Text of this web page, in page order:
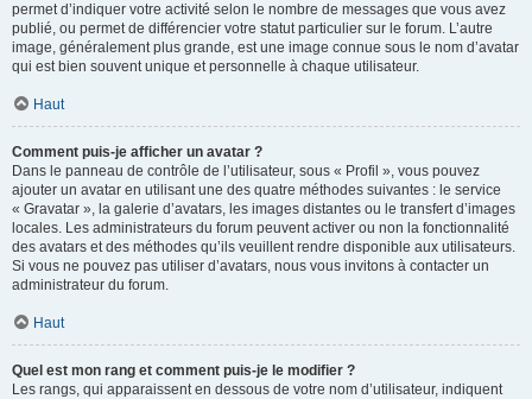
permet d’indiquer votre activité selon le nombre de messages que vous avez
publié, ou permet de différencier votre statut particulier sur le forum. L’autre
image, généralement plus grande, est une image connue sous le nom d’avatar
qui est bien souvent unique et personnelle à chaque utilisateur.
Haut
Comment puis-je afficher un avatar ?
Dans le panneau de contrôle de l’utilisateur, sous « Profil », vous pouvez
ajouter un avatar en utilisant une des quatre méthodes suivantes : le service
« Gravatar », la galerie d’avatars, les images distantes ou le transfert d’images
locales. Les administrateurs du forum peuvent activer ou non la fonctionnalité
des avatars et des méthodes qu’ils veuillent rendre disponible aux utilisateurs.
Si vous ne pouvez pas utiliser d’avatars, nous vous invitons à contacter un
administrateur du forum.
Haut
Quel est mon rang et comment puis-je le modifier ?
Les rangs, qui apparaissent en dessous de votre nom d’utilisateur, indiquent